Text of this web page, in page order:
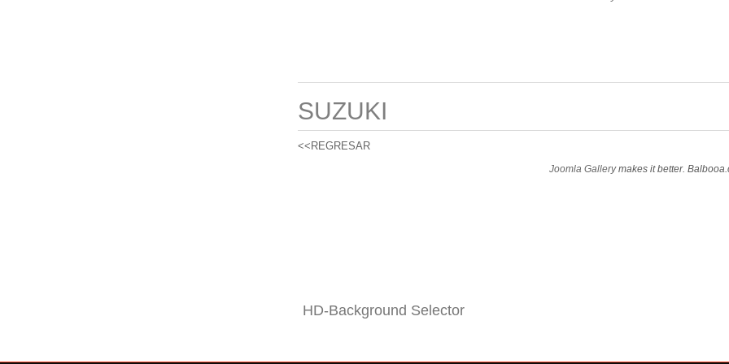
SUZUKI
<<REGRESAR
Joomla Gallerymakes it better.
HD-Background Selector